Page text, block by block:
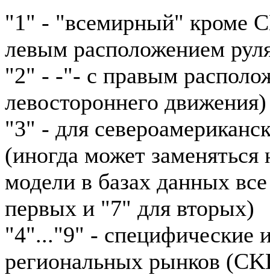
"1" - "всемирный" кроме
левым расположением
"2" - -"- с правым
левостороннего движения)
"3" - для
(иногда может
модели в базах данных
первых и "7" для вторых)
"4"..."9" - специфические
региональных рынков